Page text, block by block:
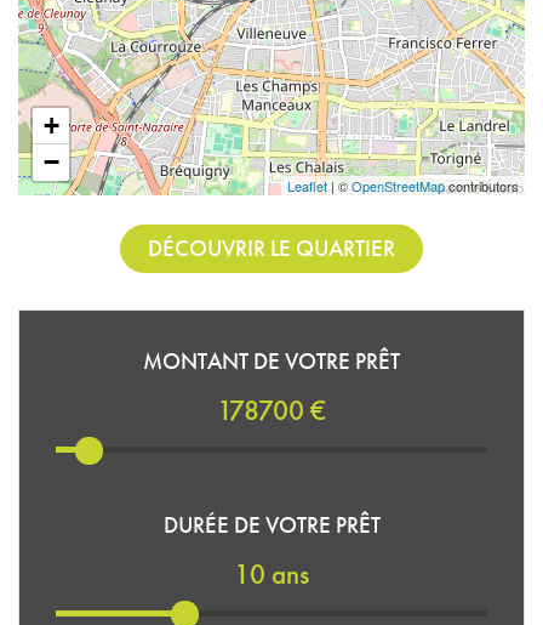
+
−
Leaflet| ©OpenStreetMapcontributors
DÉCOUVRIR LE QUARTIER
MONTANT DE VOTRE PRÊT
178700 €
DURÉE DE VOTRE PRÊT
10 ans